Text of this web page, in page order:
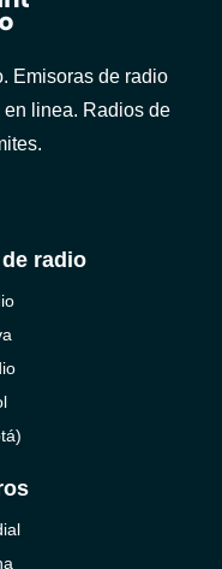
Emisoras de radio
linea. Radios de
radio